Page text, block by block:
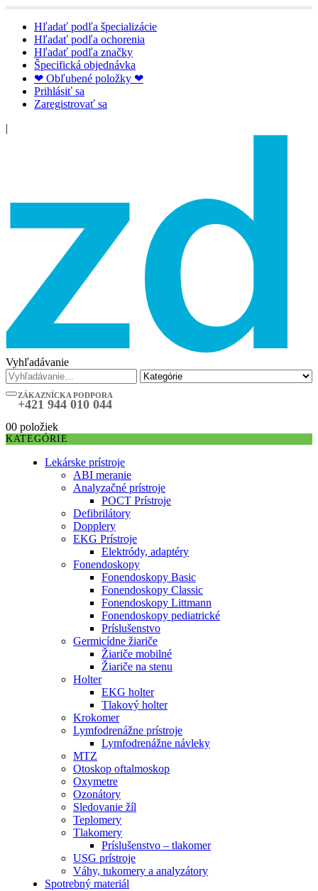
Hľadať podľa špecializácie
Hľadať podľa ochorenia
Hľadať podľa značky
Špecifická objednávka
❤ Obľubené položky ❤
Prihlásiť sa
Zaregistrovať sa
|
Vyhľadávanie
ZÁKAZNÍCKA PODPORA
+421 944 010 044
00 položiek
KATEGÓRIE
Lekárske prístroje
ABI meranie
Analyzačné prístroje
POCT Prístroje
Defibrilátory
Dopplery
EKG Prístroje
Elektródy, adaptéry
Fonendoskopy
Fonendoskopy Basic
Fonendoskopy Classic
Fonendoskopy Littmann
Fonendoskopy pediatrické
Príslušenstvo
Germicídne žiariče
Žiariče mobilné
Žiariče na stenu
Holter
EKG holter
Tlakový holter
Krokomer
Lymfodrenážne prístroje
Lymfodrenážne návleky
MTZ
Otoskop oftalmoskop
Oxymetre
Ozonátory
Sledovanie žíl
Teplomery
Tlakomery
Príslušenstvo – tlakomer
USG prístroje
Váhy, tukomery a analyzátory
Spotrebný materiál